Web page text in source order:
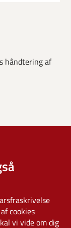
håndtering af
cookies
vi vide om dig